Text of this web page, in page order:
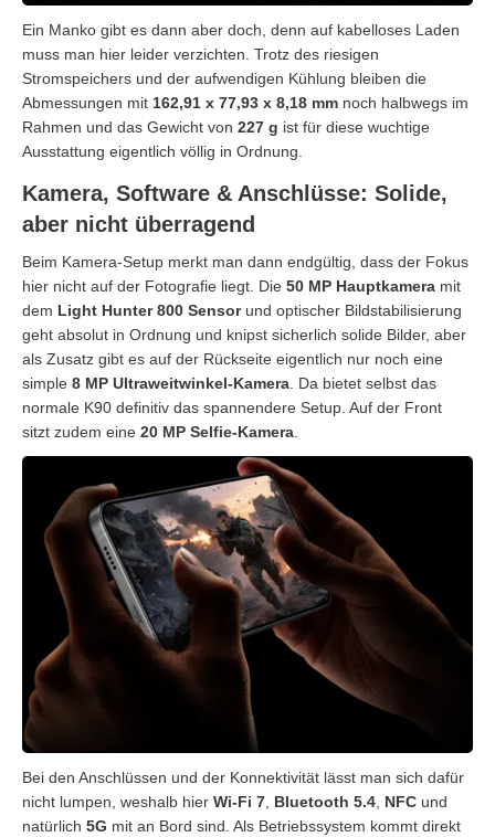
Ein Manko gibt es dann aber doch, denn auf kabelloses Laden
muss man hier leider verzichten. Trotz des riesigen
Stromspeichers und der aufwendigen Kühlung bleiben die
Abmessungen mit 162,91 x 77,93 x 8,18 mm noch halbwegs im
Rahmen und das Gewicht von 227 g ist für diese wuchtige
Ausstattung eigentlich völlig in Ordnung.
Kamera, Software & Anschlüsse: Solide,
aber nicht überragend
Beim Kamera-Setup merkt man dann endgültig, dass der Fokus
hier nicht auf der Fotografie liegt. Die 50 MP Hauptkamera mit
dem Light Hunter 800 Sensorund optischer Bildstabilisierung
geht absolut in Ordnung und knipst sicherlich solide Bilder, aber
als Zusatz gibt es auf der Rückseite eigentlich nur noch eine
simple 8 MP Ultraweitwinkel-Kamera . Da bietet selbst das
normale K90 definitiv das spannendere Setup. Auf der Front
sitzt zudem eine 20 MP Selfie-Kamera
Bei den Anschlüssen und der Konnektivität lässt man sich dafür
nicht lumpen, weshalb hier Wi-Fi 7 Bluetooth 5.4 NFC und
natürlich 5G mit an Bord sind. Als Betriebssystem kommt direkt